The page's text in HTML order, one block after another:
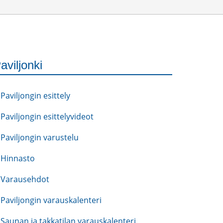
Paviljongin esittely
Paviljongin esittelyvideot
Paviljongin varustelu
Hinnasto
Varausehdot
Paviljongin varauskalenteri